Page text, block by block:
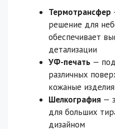
Термотрансфер
решение для
обеспечивает
детализации
УФ-печать —
различных
кожаные изделия
Шелкография —
для больших
дизайном